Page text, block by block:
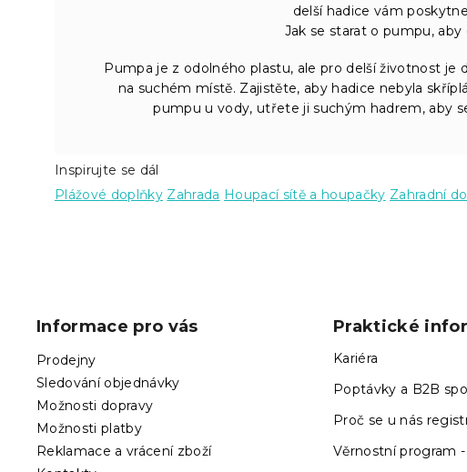
delší hadice vám
Jak se starat o pumpu, aby
Pumpa je z odolného plastu, ale pro delší životnost
na suchém místě. Zajistěte, aby hadice nebyla
pumpu u vody, utřete ji suchým hadrem, aby
Inspirujte se dál
Plážové doplňky Zahrada Houpací sítě a houpačky Zahradní
Informace pro vás
Prodejny
Sledování objednávky
Možnosti dopravy
Možnosti platby
Reklamace a vrácení zboží
Praktické
Kariéra
Poptávky a B2B
Proč se u nás
Věrnostní program -